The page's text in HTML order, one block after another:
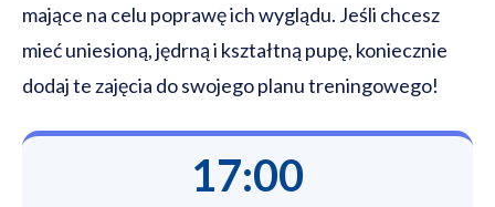
mające na celu poprawę ich wyglądu. Jeśli chcesz
mieć uniesioną, jędrną i kształtną pupę, koniecznie
dodaj te zajęcia do swojego planu treningowego!
17:00